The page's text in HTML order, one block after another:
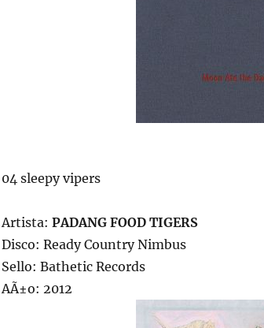
04 sleepy vipers
Artista: PADANG FOOD TIGERS
Disco: Ready Country Nimbus
Sello: Bathetic Records
AÃ±o: 2012